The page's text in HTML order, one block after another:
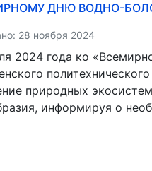
ДНЮ ВОДНО-
28 ноября 2024
2024 года ко
природных
информируя о